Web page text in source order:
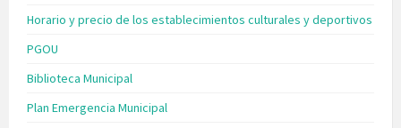
Horario y precio de los establecimientos culturales y deportivos
PGOU
Biblioteca Municipal
Plan Emergencia Municipal